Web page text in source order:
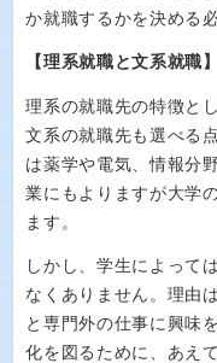
か就職するかを決める
【理系就職と文系就職】
理系の就職先の特徴と
文系の就職先も選べる
は薬学や電気、情報分
業にもよりますが大学
ます。
しかし、学生によって
なくありません。理由
と専門外の仕事に興味
化を図るために、あえ